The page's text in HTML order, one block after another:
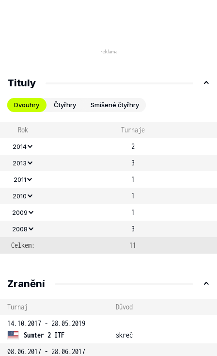
Tituly
Dvouhry Čtyřhry Smíšené čtyřhry
Rok Turnaje
2014 2
2013 3
2011 1
2010 1
2009 1
2008
3
Celkem:
11
Zranění
Turnaj
Důvod
14.10.2017 - 28.05.2019
Sumter 2 ITF
skreč
08.06.2017 - 28.06.2017